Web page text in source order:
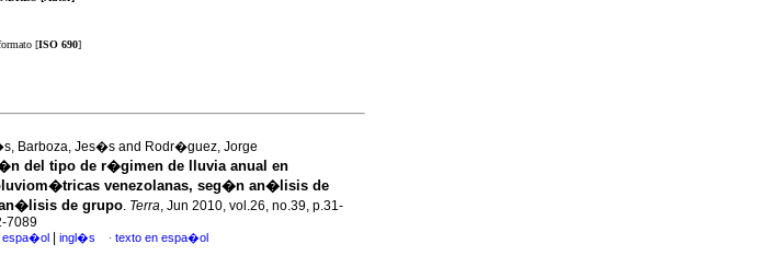
[ISO 690]
Barboza, Jes�s and Rodr�guez, Jorge
del tipo de r�gimen de lluvia anual en
venezolanas, seg�n an�lisis de
de grupo. Terra, Jun 2010, vol.26, no.39, p.31-
7089
espa�ol ingl�s · texto en espa�ol